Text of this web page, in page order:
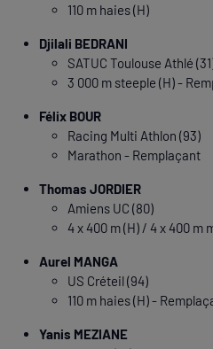
110 m haies (H)
Djilali BEDRANI
SATUC Toulouse Athlé
3 000 m steeple (H) -
Félix BOUR
Racing Multi Athlon (93)
Marathon - Remplaçant
Thomas JORDIER
Amiens UC (80)
4 x 400 m (H) / 4 x 400 m
Aurel MANGA
US Créteil (94)
110 m haies (H) -
Yanis MEZIANE